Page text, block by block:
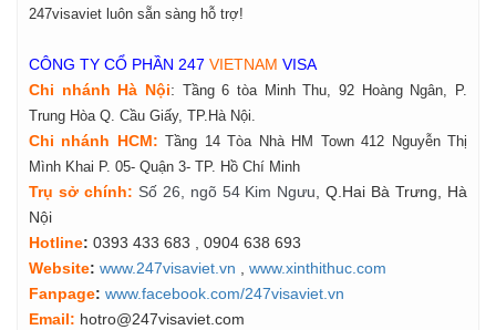
247visaviet luôn sẵn sàng hỗ trợ!
CÔNG TY CỔ PHẦN 247 VIETNAM VISA
Chi nhánh Hà Nội: Tầng 6 tòa Minh Thu, 92 Hoàng Ngân, P.
Trung Hòa Q. Cầu Giấy, TP.Hà Nội.
Chi nhánh HCM: Tầng 14 Tòa Nhà HM Town 412 Nguyễn Thị
Mình Khai P. 05- Quận 3- TP. Hồ Chí Minh
Trụ sở chính: Số 26, ngõ 54 Kim Ngưu , Q.Hai Bà Trưng, Hà
Nội
Hotline: 0393 433 683 , 0904 638 693
Website: www.247visaviet.vn
www.xinthithuc.com
Fanpage: www.facebook.com/247visaviet.vn
Email: hotro@247visaviet.com